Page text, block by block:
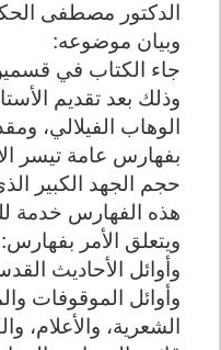
الدكتور مصطفى
وبيان موضوعه:
جاء الكتاب في
وذلك بعد تقديم
الوهاب الفيلالي،
بفهارس عامة تيسر
حجم الجهد الكبير
هذه الفهارس خدمة
ويتعلق الأمر بفهارس:
وأوائل الأحاديث
وأوائل الموقوفات
الشعرية، والأعلام،